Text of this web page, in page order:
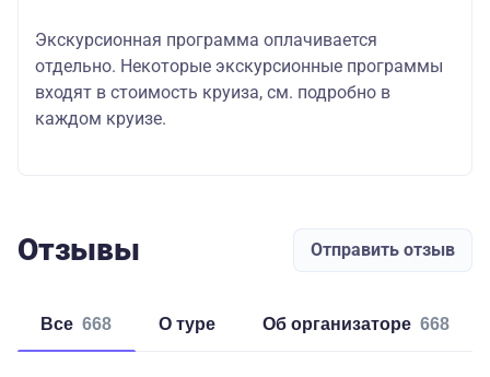
Экскурсионная программа оплачивается
отдельно. Некоторые экскурсионные программы
входят в стоимость круиза, см. подробно в
каждом круизе.
Отзывы Отправить отзыв
Все 668 о туре об организаторе 668